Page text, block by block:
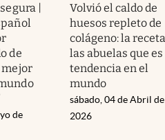
|
de
mejor
de
Volvió el caldo de
huesos repleto de
colágeno: la
las abuelas que es
tendencia en el
mundo
sábado, 04 de Abril de
2026